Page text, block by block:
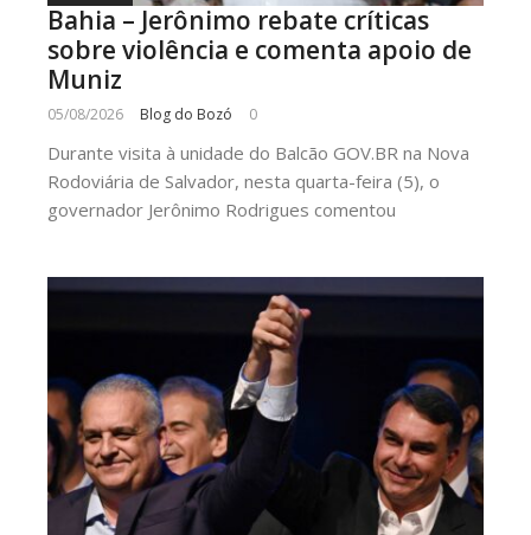
Bahia – Jerônimo rebate críticas
sobre violência e comenta apoio de
Muniz
05/08/2026 Blog do Bozó 0
Durante visita à unidade do Balcão GOV.BR na Nova
Rodoviária de Salvador, nesta quarta-feira (5), o
governador Jerônimo Rodrigues comentou